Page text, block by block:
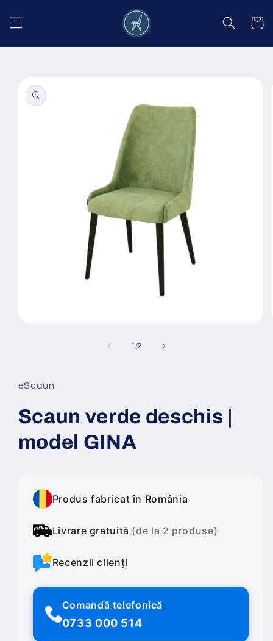
conținut
Coș
informațiile
despre
produs
fereastră
modală
1 /din
2
eScaun
Scaun verde deschis |
model GINA
Produs fabricat în România
Livrare gratuită (de la 2 produse)
Recenzii clienți
Comandă telefonică
0733 000 514